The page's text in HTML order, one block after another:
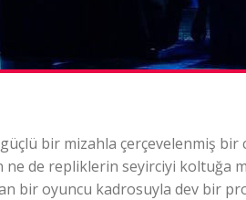
bir mizahla çerçevelenmiş
ne de repliklerin seyirciyi koltuğa
bir oyuncu kadrosuyla dev bir